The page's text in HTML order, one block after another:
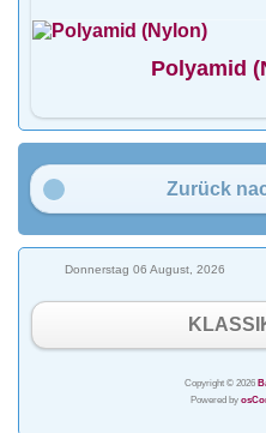
Polyamid
Zurück
Donnerstag 06 August, 2026
Copyright © 2026
Powered by